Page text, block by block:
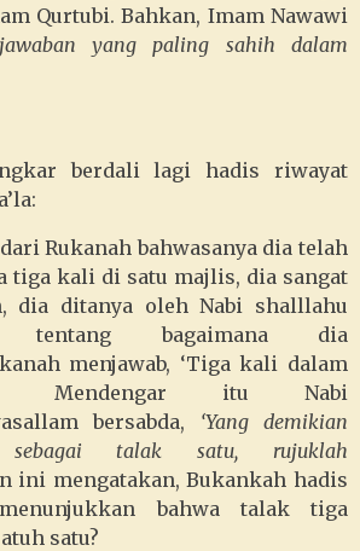
Qurtubi. Bahkan, Imam Nawawi
yang paling sahih dalam
berdali lagi hadis riwayat
Rukanah bahwasanya dia telah
tiga kali di satu majlis, dia sangat
dia ditanya oleh Nabi shalllahu
tentang bagaimana dia
menjawab, ‘Tiga kali dalam
Mendengar itu Nabi
bersabda, ‘Yang demikian
talak satu, rujuklah
ini mengatakan, Bukankah hadis
bahwa talak tiga
satu?